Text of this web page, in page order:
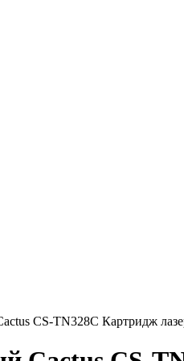
CS-TN328C Картридж